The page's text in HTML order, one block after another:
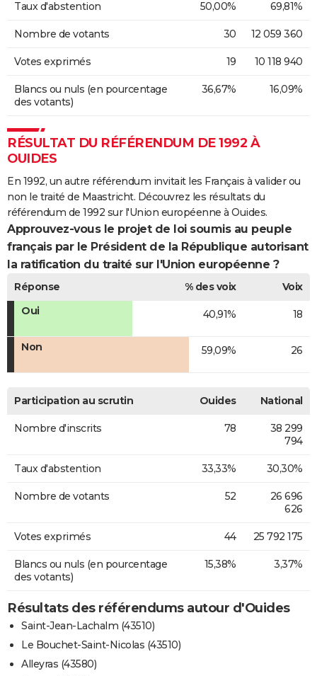
Taux d'abstention 50,00% 69,81%
Nombre de votants 30 12 059 360
Votes exprimés 19 10 118 940
Blancs ou nuls (en pourcentage
des votants)
36,67% 16,09%
RÉSULTAT DU RÉFÉRENDUM DE 1992 À
OUIDES
En 1992, un autre référendum invitait les Français à valider ou
non le traité de Maastricht. Découvrez les résultats du
référendum de 1992 sur l'Union européenne à Ouides.
Approuvez-vous le projet de loi soumis au peuple
français par le Président de la République autorisant
la ratification du traité sur l'Union européenne ?
Réponse % des voix
Voix
Oui
40,91% 18
Non 59,09% 26
Participation au scrutin Ouides National
Nombre d'inscrits 78
38 299
794
Taux d'abstention 33,33% 30,30%
Nombre de votants 52
26 696
626
Votes exprimés 44 25 792 175
Blancs ou nuls (en pourcentage
des votants)
15,38% 3,37%
Résultats des référendums autour d'Ouides
Saint-Jean-Lachalm (43510)
Le Bouchet-Saint-Nicolas (43510)
Alleyras (43580)